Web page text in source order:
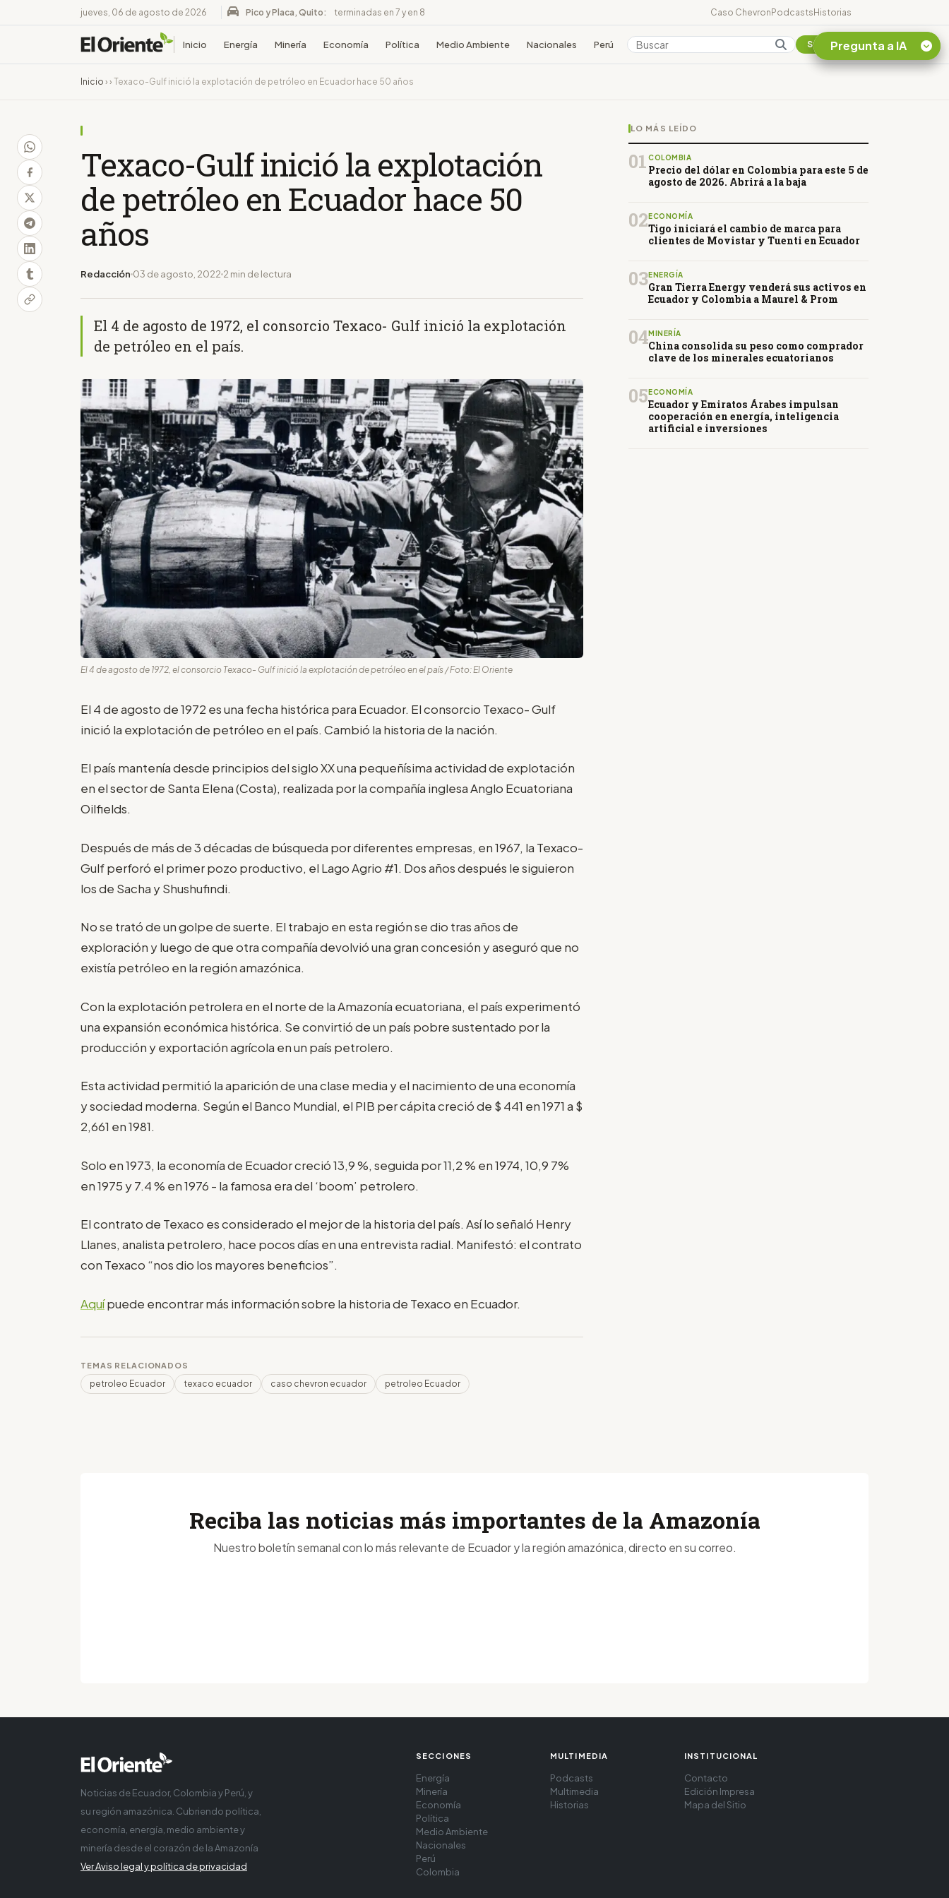
jueves, 06 de agosto de 2026 Pico y Placa, Quito: terminadas en 7 y en 8 Caso ChevronPodcastsHistorias
Inicio Energía Minería Economía Política Medio Ambiente Nacionales Perú Colombia Suscribirse
Inicio › › Texaco-Gulf inició la explotación de petróleo en Ecuador hace 50 años
Texaco-Gulf inició la explotación
de petróleo en Ecuador hace 50
años
Redacción 03 de agosto, 2022 2 min de lectura
El 4 de agosto de 1972, el consorcio Texaco- Gulf inició la explotación
de petróleo en el país.
El 4 de agosto de 1972, el consorcio Texaco- Gulf inició la explotación de petróleo en el país / Foto: El Oriente
El 4 de agosto de 1972 es una fecha histórica para Ecuador. El consorcio Texaco- Gulf
inició la explotación de petróleo en el país. Cambió la historia de la nación.
El país mantenía desde principios del siglo XX una pequeñísima actividad de explotación
en el sector de Santa Elena (Costa), realizada por la compañía inglesa Anglo Ecuatoriana
Oilfields.
Después de más de 3 décadas de búsqueda por diferentes empresas, en 1967, la Texaco-
Gulf perforó el primer pozo productivo, el Lago Agrio #1. Dos años después le siguieron
los de Sacha y Shushufindi.
No se trató de un golpe de suerte. El trabajo en esta región se dio tras años de
exploración y luego de que otra compañía devolvió una gran concesión y aseguró que no
existía petróleo en la región amazónica.
Con la explotación petrolera en el norte de la Amazonía ecuatoriana, el país experimentó
una expansión económica histórica. Se convirtió de un país pobre sustentado por la
producción y exportación agrícola en un país petrolero.
Esta actividad permitió la aparición de una clase media y el nacimiento de una economía
y sociedad moderna. Según el Banco Mundial, el PIB per cápita creció de $ 441 en 1971 a $
2,661 en 1981.
Solo en 1973, la economía de Ecuador creció 13,9 %, seguida por 11,2 % en 1974, 10,9 7%
en 1975 y 7.4 % en 1976 - la famosa era del ‘boom’ petrolero.
El contrato de Texaco es considerado el mejor de la historia del país. Así lo señaló Henry
Llanes, analista petrolero, hace pocos días en una entrevista radial. Manifestó: el contrato
con Texaco “nos dio los mayores beneficios”.
Aquípuede encontrar más información sobre la historia de Texaco en Ecuador.
TEMAS RELACIONADOS
petroleo Ecuador texaco ecuador caso chevron ecuador petroleo Ecuador
LO MÁS LEÍDO
01 COLOMBIA
Precio del dólar en Colombia para este 5 de
agosto de 2026. Abrirá a la baja
02 ECONOMÍA
Tigo iniciará el cambio de marca para
clientes de Movistar y Tuenti en Ecuador
03ENERGÍA
Gran Tierra Energy venderá sus activos en
Ecuador y Colombia a Maurel & Prom
04MINERÍA
China consolida su peso como comprador
clave de los minerales ecuatorianos
05 ECONOMÍA
Ecuador y Emiratos Árabes impulsan
cooperación en energía, inteligencia
artificial e inversiones
Pregunta a IA
turísticos de la
Amazonia Ecuatoriana
Reciba las noticias más importantes de la Amazonía
Nuestro boletín semanal con lo más relevante de Ecuador y la región amazónica, directo en su correo.
Noticias de Ecuador, Colombia y Perú, y
su región amazónica. Cubriendo política,
economía, energía, medio ambiente y
minería desde el corazón de la Amazonía
Ver Aviso legal y política de privacidad
SECCIONES
Energía
Minería
Economía
Política
Medio Ambiente
Nacionales
Perú
Colombia
MULTIMEDIA
Podcasts
Multimedia
Historias
INSTITUCIONAL
Contacto
Edición Impresa
Mapa del Sitio